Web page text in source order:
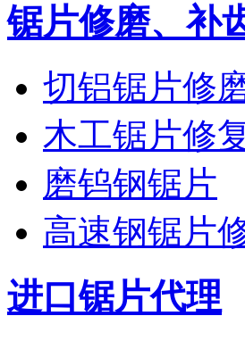
锯片修磨、补
切铝锯片修
木工锯片修
磨钨钢锯片
高速钢锯片
进口锯片代理